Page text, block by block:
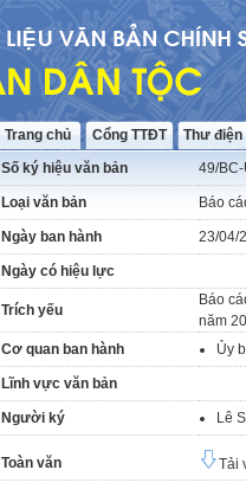
Trang chủ Cổng TTĐT Thư
Số ký hiệu văn bản 49/
Loại văn bản Báo
Ngày ban hành 23/04/
Ngày có hiệu lực
Trích yếu
Báo
năm
Cơ quan ban hành
Ủy
Lĩnh vực văn bản
Người ký Lê
Toàn văn Tải